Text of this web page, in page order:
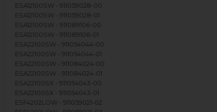
ESA12100SW - 911059028-00
ESA12100SW - 911059028-01
ESA12100SW - 911089106-00
ESA12100SW - 911089106-01
ESA22100SW - 911054044-00
ESA22100SW - 911054044-01
ESA22100SW - 911084024-00
ESA22100SW - 911084024-01
ESA22100SX - 911054043-00
ESA22100SX - 911054043-01
ESF4202LOW - 911059021-02